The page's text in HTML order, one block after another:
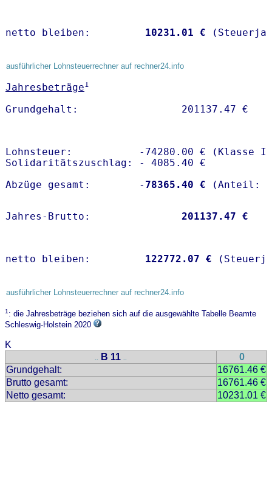
netto bleiben: 10231.01 €
ausführlicher Lohnsteuerrechner auf rechner24.info
Jahresbeträge1
Lohnsteuer:           -74280.00 € (Klasse I)
Solidaritätszuschlag: - 4085.40 €
Abzüge gesamt:        - 78365.40 €
Jahres-Brutto: 201137.47 €
netto bleiben: 122772.07 €
ausführlicher Lohnsteuerrechner auf rechner24.info
1: die Jahresbeträge beziehen sich auf die ausgewählte Tabelle Beamte
Schleswig-Holstein 2020
K
.. B 11 ..
0
Grundgehalt:
16761.46 €
Brutto gesamt:
16761.46 €
Netto gesamt:
10231.01 €